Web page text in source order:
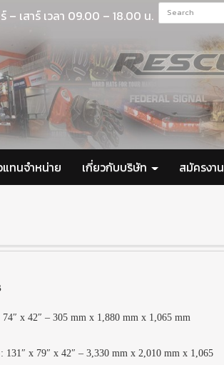
ทนจำหน่าย เกี่ยวกับบริษัท สมัครงาน
– เสาร์ เวลา 09.00 – 18.00 น.
x 42″ – 305 mm x 1,880 mm x 1,065 mm
x 79″ x 42″ – 3,330 mm x 2,010 mm x 1,065